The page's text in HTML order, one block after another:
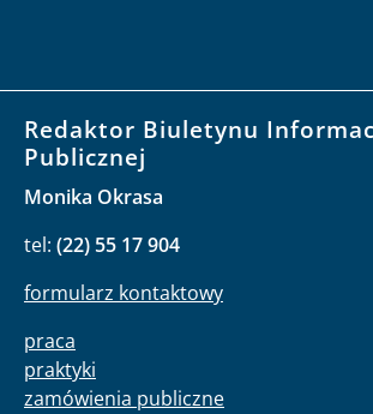
Redaktor Biuletynu
Publicznej
Monika Okrasa
tel: (22) 55 17 904
formularz kontaktowy
praca
praktyki
zamówienia publiczne